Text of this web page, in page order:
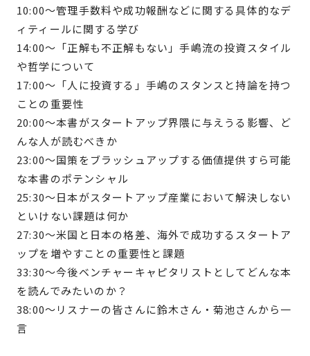
10:00〜管理手数料や成功報酬などに関する具体的なデ
ィティールに関する学び
14:00〜「正解も不正解もない」手嶋流の投資スタイル
や哲学について
17:00〜「人に投資する」手嶋のスタンスと持論を持つ
ことの重要性
20:00〜本書がスタートアップ界隈に与えうる影響、ど
んな人が読むべきか
23:00〜国策をブラッシュアップする価値提供すら可能
な本書のポテンシャル
25:30〜日本がスタートアップ産業において解決しない
といけない課題は何か
27:30〜米国と日本の格差、海外で成功するスタートア
ップを増やすことの重要性と課題
33:30〜今後ベンチャーキャピタリストとしてどんな本
を読んでみたいのか？
38:00〜リスナーの皆さんに鈴木さん・菊池さんから一
言